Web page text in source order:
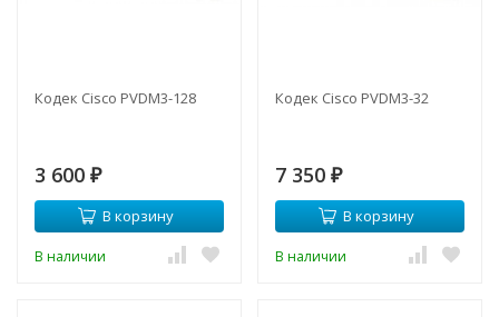
Кодек Cisco PVDM3-128
3 600 ₽
В корзину
В наличии
Кодек Cisco PVDM3-32
7 350 ₽
В корзину
В наличии